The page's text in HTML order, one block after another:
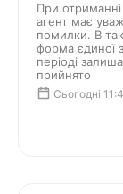
При отриманні
агент має
помилки. В
форма єдиної
періоді
прийнято
Сьогодні